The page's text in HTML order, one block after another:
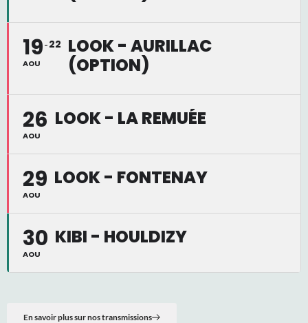
19
AOU
22 LOOK - AURILLAC
(OPTION)
26
AOU
LOOK - LA REMUÉE
29
AOU
LOOK - FONTENAY
30
AOU
KIBI - HOULDIZY
En savoir plus sur nos transmissions